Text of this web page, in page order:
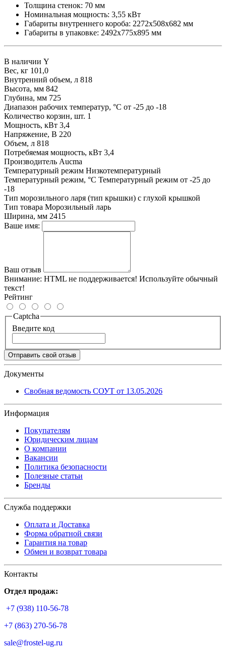
Толщина стенок: 70 мм
Номинальная мощность: 3,55 кВт
Габариты внутреннего короба: 2272х508х682 мм
Габариты в упаковке: 2492х775х895 мм
В наличии Y
Вес, кг 101,0
Внутренний объем, л 818
Высота, мм 842
Глубина, мм 725
Диапазон рабочих температур, °C от -25 до -18
Количество корзин, шт. 1
Мощность, кВт 3,4
Напряжение, В 220
Объем, л 818
Потребяемая мощность, кВт 3,4
Производитель Aucma
Температурный режим Низкотемпературный
Температурный режим, °С Температурный режим от -25 до
-18
Тип морозильного ларя (тип крышки) с глухой крышкой
Тип товара Морозильный ларь
Ширина, мм 2415
Ваше имя:
Ваш отзыв
Внимание: HTML не поддерживается! Используйте обычный
текст!
Рейтинг
Captcha
Введите код
Отправить свой отзыв
Документы
Свобная ведомость СОУТ от 13.05.2026
Информация
Покупателям
Юридическим лицам
О компании
Вакансии
Политика безопасности
Полезные статьи
Бренды
Служба поддержки
Оплата и Доставка
Форма обратной связи
Гарантия на товар
Обмен и возврат товара
Контакты
Отдел продаж:
+7 (938) 110-56-78
+7 (863) 270-56-78
sale@frostel-ug.ru